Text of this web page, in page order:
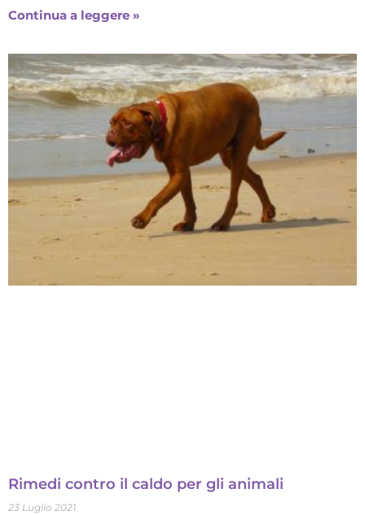
Continua a leggere »
Rimedi contro il caldo per gli animali
23 Luglio 2021